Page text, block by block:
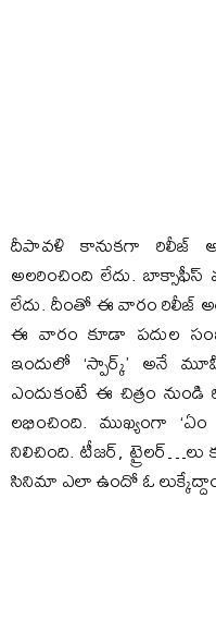
దీపావళి కానుకగా రిలీజ్
అలరించింది లేదు. బాక్సాఫీస్
లేదు. దీంతో ఈ వారం రిలీజ్
ఈ వారం కూడా పదుల
ఇందులో ‘స్పార్క్’ అనే
ఎందుకంటే ఈ చిత్రం
లభించింది. ముఖ్యంగా
నిలిచింది. టీజర్,
సినిమా ఎలా ఉందో ఓ